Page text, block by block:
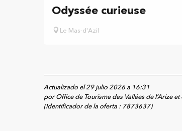
Odyssée curieuse
Le Mas-d'Azil
Actualizado el 29 julio 2026 a 16:31
por Office de Tourisme des Vallées de l’Arize et
(Identificador de la oferta : 7873637)